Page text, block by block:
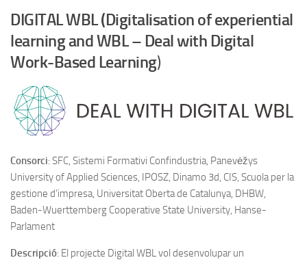
DIGITAL WBL (Digitalisation of experiential
learning and WBL – Deal with Digital
Work-Based Learning)
Consorci: SFC, Sistemi Formativi Confindustria, Panevėžys
University of Applied Sciences, IPOSZ, Dinamo 3d, CIS, Scuola per la
gestione d’impresa, Universitat Oberta de Catalunya, DHBW,
Baden-Wuerttemberg Cooperative State University, Hanse-
Parlament
Descripció: El projecte Digital WBL vol desenvolupar un